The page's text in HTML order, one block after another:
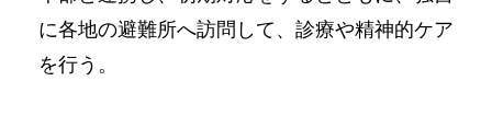
に各地の避難所へ訪問して、診療や精神的ケア
を行う。